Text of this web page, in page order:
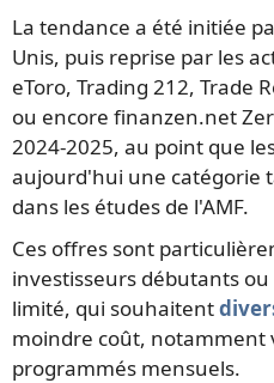
La tendance a été initiée
Unis, puis reprise par les
eToro, Trading 212, Trade
ou encore finanzen.net
2024-2025, au point que
aujourd'hui une catégorie
dans les études de l'AMF.
Ces offres sont
investisseurs débutants
limité, qui souhaitent
moindre coût, notamment
programmés mensuels.